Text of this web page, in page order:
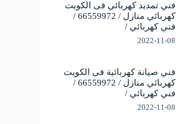
فني تمديد كهربائي فى الكويت
كهربائي منازل / 66559972 /
فني كهربائي /
2022-11-08
فني صيانة كهربائية فى الكويت
كهربائي منازل / 66559972 /
فني كهربائي /
2022-11-08